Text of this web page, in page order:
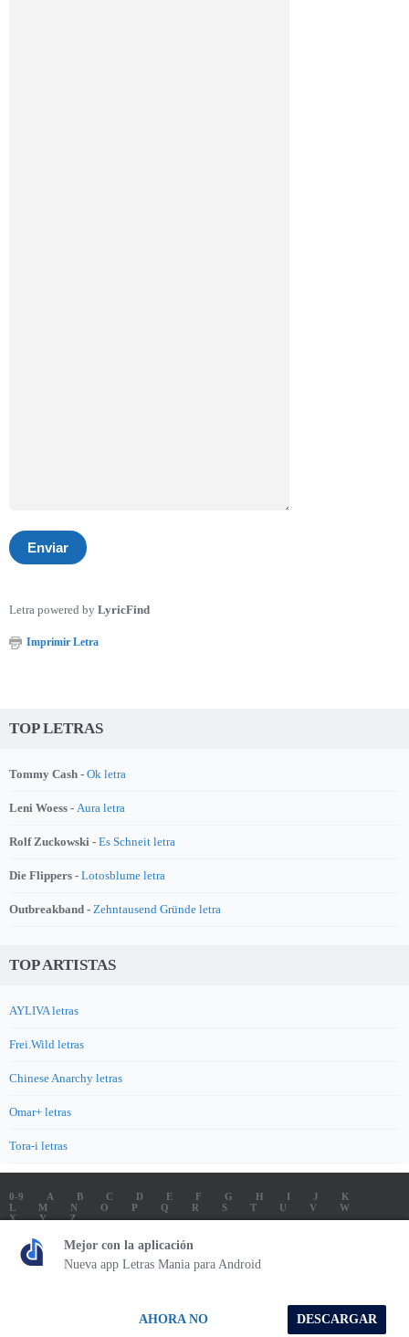
Letra powered by LyricFind
Imprimir Letra
TOP LETRAS
Tommy Cash - Ok letra
Leni Woess - Aura letra
Rolf Zuckowski - Es Schneit letra
Die Flippers - Lotosblume letra
Outbreakband - Zehntausend Gründe letra
TOP ARTISTAS
AYLIVA letras
Frei.Wild letras
Chinese Anarchy letras
Omar+ letras
Tora-i letras
0-9 A B C D E F G H I J
K
L
M N O P Q R S T V
W
X
Y
Z
LETRAS
SOUNDTRACK LETRAS
TOP 100 LETRAS
ENVIA LETRAS
Letrasmania.com - Copyright © 2026 - All Rights Reserved
Mejor con la aplicación
Nueva app Letras Mania para Android
DESCARGAR
AHORA NO